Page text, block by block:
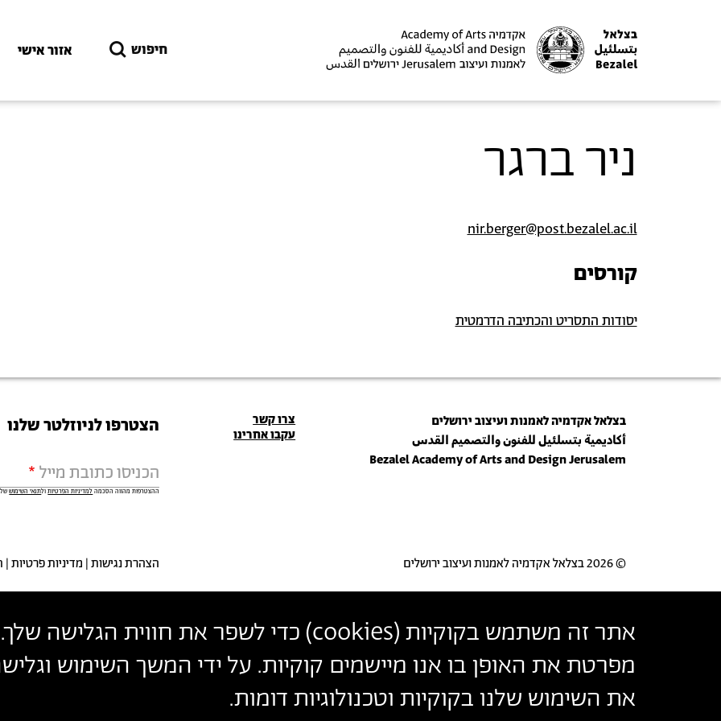
אתר זה משתמש בקוקיות (cookies) כדי לשפר את חווית הגלישה
מפרטת את האופן בו אנו מיישמים קוקיות. על ידי המשך השימוש
את השימוש שלנו בקוקיות וטכנולוגיות דומות.
חיפוש אזור אישי
ניר ברגר
nir.berger@post.bezalel.ac.il
קורסים
יסודות התסריט והכתיבה הדרמטית
בצלאל אקדמיה לאמנות ועיצוב ירושלים
أكاديمية بتسلئيل للفنون والتصميم القدس
Bezalel Academy of Arts and Design Jerusalem
פרטי
יצירת
צרו קשר
עקבו אחרינו
הצטרפו לניוזלטר שלנו
הכניסו כתובת מייל
ההצטרפות מהווה הסכמה למדיניות הפרטיותולתנאי השימוששל
© 2026 בצלאל אקדמיה לאמנות ועיצוב ירושלים הצהרת נגישות מדיניות פרטיות